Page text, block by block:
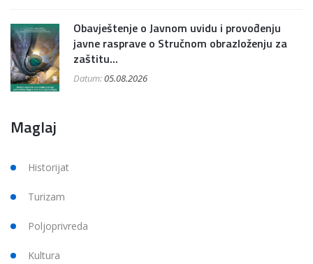
Obavještenje o Javnom uvidu i provođenju
javne rasprave o Stručnom obrazloženju za
zaštitu...
Datum:05.08.2026
Maglaj
Historijat
Turizam
Poljoprivreda
Kultura